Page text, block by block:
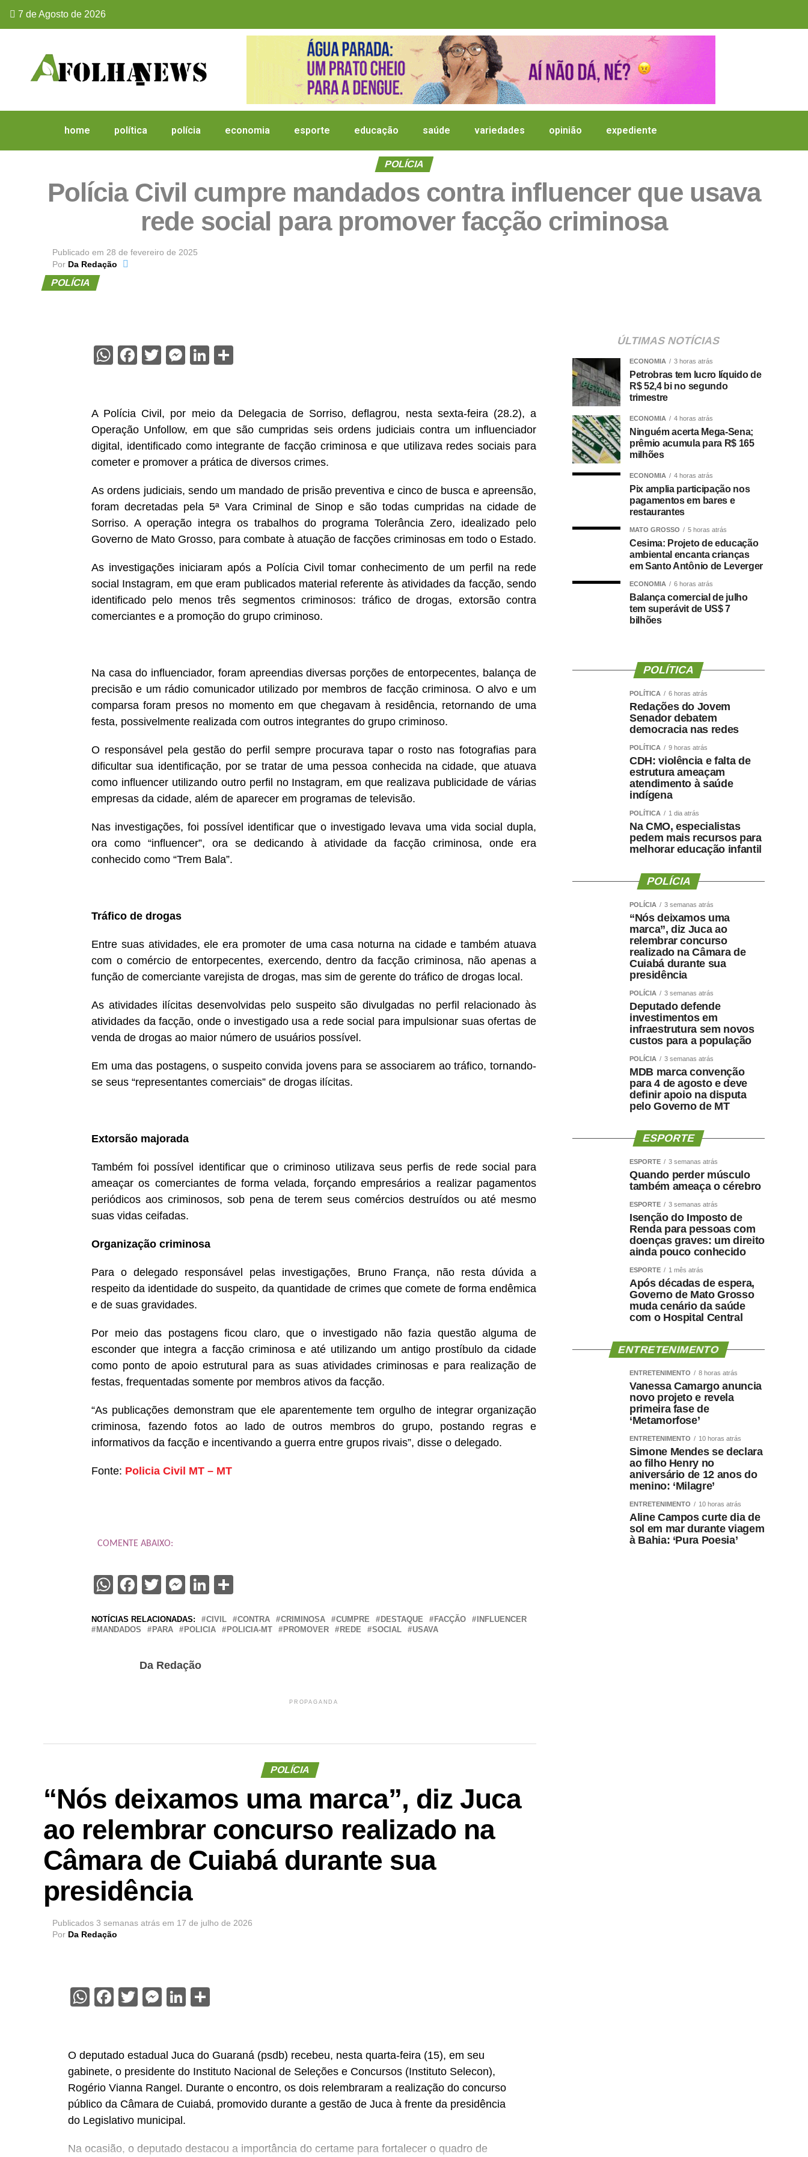
7 de Agosto de 2026
home política polícia economia esporte educação saúde variedades opinião expediente
POLÍCIA
Polícia Civil cumpre mandados contra influencer que usava
rede social para promover facção criminosa
Publicado em 28 de fevereiro de 2025
Por Da Redação
POLÍCIA
WhatsApp
Facebook
TwitterMessenger
LinkedIn
A Polícia Civil, por meio da Delegacia de Sorriso, deflagrou, nesta sexta-feira (28.2), a
Operação Unfollow, em que são cumpridas seis ordens judiciais contra um influenciador
digital, identificado como integrante de facção criminosa e que utilizava redes sociais para
cometer e promover a prática de diversos crimes.
As ordens judiciais, sendo um mandado de prisão preventiva e cinco de busca e apreensão,
foram decretadas pela 5ª Vara Criminal de Sinop e são todas cumpridas na cidade de
Sorriso. A operação integra os trabalhos do programa Tolerância Zero, idealizado pelo
Governo de Mato Grosso, para combate à atuação de facções criminosas em todo o Estado.
As investigações iniciaram após a Polícia Civil tomar conhecimento de um perfil na rede
social Instagram, em que eram publicados material referente às atividades da facção, sendo
identificado pelo menos três segmentos criminosos: tráfico de drogas, extorsão contra
comerciantes e a promoção do grupo criminoso.
Na casa do influenciador, foram apreendias diversas porções de entorpecentes, balança de
precisão e um rádio comunicador utilizado por membros de facção criminosa. O alvo e um
comparsa foram presos no momento em que chegavam à residência, retornando de uma
festa, possivelmente realizada com outros integrantes do grupo criminoso.
O responsável pela gestão do perfil sempre procurava tapar o rosto nas fotografias para
dificultar sua identificação, por se tratar de uma pessoa conhecida na cidade, que atuava
como influencer utilizando outro perfil no Instagram, em que realizava publicidade de várias
empresas da cidade, além de aparecer em programas de televisão.
Nas investigações, foi possível identificar que o investigado levava uma vida social dupla,
ora como “influencer”, ora se dedicando à atividade da facção criminosa, onde era
conhecido como “Trem Bala”.
Tráfico de drogas
Entre suas atividades, ele era promoter de uma casa noturna na cidade e também atuava
com o comércio de entorpecentes, exercendo, dentro da facção criminosa, não apenas a
função de comerciante varejista de drogas, mas sim de gerente do tráfico de drogas local.
As atividades ilícitas desenvolvidas pelo suspeito são divulgadas no perfil relacionado às
atividades da facção, onde o investigado usa a rede social para impulsionar suas ofertas de
venda de drogas ao maior número de usuários possível.
Em uma das postagens, o suspeito convida jovens para se associarem ao tráfico, tornando-
se seus “representantes comerciais” de drogas ilícitas.
Extorsão majorada
Também foi possível identificar que o criminoso utilizava seus perfis de rede social para
ameaçar os comerciantes de forma velada, forçando empresários a realizar pagamentos
periódicos aos criminosos, sob pena de terem seus comércios destruídos ou até mesmo
suas vidas ceifadas.
Organização criminosa
Para o delegado responsável pelas investigações, Bruno França, não resta dúvida a
respeito da identidade do suspeito, da quantidade de crimes que comete de forma endêmica
e de suas gravidades.
Por meio das postagens ficou claro, que o investigado não fazia questão alguma de
esconder que integra a facção criminosa e até utilizando um antigo prostíbulo da cidade
como ponto de apoio estrutural para as suas atividades criminosas e para realização de
festas, frequentadas somente por membros ativos da facção.
“As publicações demonstram que ele aparentemente tem orgulho de integrar organização
criminosa, fazendo fotos ao lado de outros membros do grupo, postando regras e
informativos da facção e incentivando a guerra entre grupos rivais”, disse o delegado.
Fonte: Policia Civil MT – MT
COMENTE ABAIXO:
WhatsApp
Facebook
TwitterMessenger
LinkedIn
NOTÍCIAS RELACIONADAS: CIVIL CONTRA CRIMINOSA CUMPRE DESTAQUE FACÇÃO
INFLUENCER
MANDADOS
PARA POLICIA POLICIA-MT PROMOVER REDE SOCIAL USAVA
Da Redação
PROPAGANDA
POLÍCIA
“Nós deixamos uma marca”, diz Juca
ao relembrar concurso realizado na
Câmara de Cuiabá durante sua
presidência
Publicados 3 semanas atrás em 17 de julho de 2026
Por Da Redação
WhatsApp
Facebook
TwitterMessenger
LinkedIn
O deputado estadual Juca do Guaraná (psdb) recebeu, nesta quarta-feira (15), em seu
gabinete, o presidente do Instituto Nacional de Seleções e Concursos (Instituto Selecon),
Rogério Vianna Rangel. Durante o encontro, os dois relembraram a realização do concurso
público da Câmara de Cuiabá, promovido durante a gestão de Juca à frente da presidência
do Legislativo municipal.
Na ocasião, o deputado destacou a importância do certame para fortalecer o quadro de
ÚLTIMAS NOTÍCIAS
ECONOMIA 3 horas atrás
Petrobras tem lucro líquido de
R$ 52,4 bi no segundo
trimestre
ECONOMIA 4 horas atrás
Ninguém acerta Mega-Sena;
prêmio acumula para R$ 165
milhões
ECONOMIA 4 horas atrás
Pix amplia participação nos
pagamentos em bares e
restaurantes
MATO GROSSO 5 horas atrás
Cesima: Projeto de educação
ambiental encanta crianças
em Santo Antônio de Leverger
ECONOMIA 6 horas atrás
Balança comercial de julho
tem superávit de US$ 7
bilhões
POLÍTICA
POLÍTICA 6 horas atrás
Redações do Jovem
Senador debatem
democracia nas redes
POLÍTICA 9 horas atrás
CDH: violência e falta de
estrutura ameaçam
atendimento à saúde
indígena
POLÍTICA 1 dia atrás
Na CMO, especialistas
pedem mais recursos para
melhorar educação infantil
POLÍCIA
POLÍCIA 3 semanas atrás
“Nós deixamos uma
marca”, diz Juca ao
relembrar concurso
realizado na Câmara de
Cuiabá durante sua
presidência
POLÍCIA 3 semanas atrás
Deputado defende
investimentos em
infraestrutura sem novos
custos para a população
POLÍCIA 3 semanas atrás
MDB marca convenção
para 4 de agosto e deve
definir apoio na disputa
pelo Governo de MT
ESPORTE
ESPORTE 3 semanas atrás
Quando perder músculo
também ameaça o cérebro
ESPORTE 3 semanas atrás
Isenção do Imposto de
Renda para pessoas com
doenças graves: um direito
ainda pouco conhecido
ESPORTE 1 mês atrás
Após décadas de espera,
Governo de Mato Grosso
muda cenário da saúde
com o Hospital Central
ENTRETENIMENTO
ENTRETENIMENTO 8 horas atrás
Vanessa Camargo anuncia
novo projeto e revela
primeira fase de
‘Metamorfose’
ENTRETENIMENTO 10 horas atrás
Simone Mendes se declara
ao filho Henry no
aniversário de 12 anos do
menino: ‘Milagre’
ENTRETENIMENTO 10 horas atrás
Aline Campos curte dia de
sol em mar durante viagem
à Bahia: ‘Pura Poesia’